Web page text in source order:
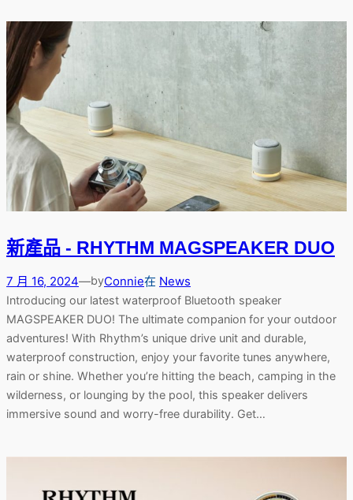
新產品 - RHYTHM MAGSPEAKER DUO
7 月 16, 2024—byConnie在 News
Introducing our latest waterproof Bluetooth speaker
MAGSPEAKER DUO! The ultimate companion for your outdoor
adventures! With Rhythm’s unique drive unit and durable,
waterproof construction, enjoy your favorite tunes anywhere,
rain or shine. Whether you’re hitting the beach, camping in the
wilderness, or lounging by the pool, this speaker delivers
immersive sound and worry-free durability. Get…